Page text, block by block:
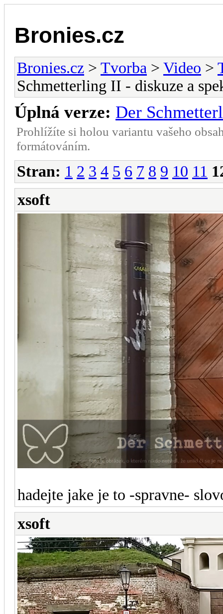
Bronies.cz
Bronies.cz > Tvorba > Video >
Schmetterling II - diskuze a
Úplná verze: Der
Prohlížíte si holou variantu vašeho
formátováním.
Stran: 1 2 3 4 5 6 7 8 9 10 11
xsoft
hadejte jake je to -spravne-
xsoft